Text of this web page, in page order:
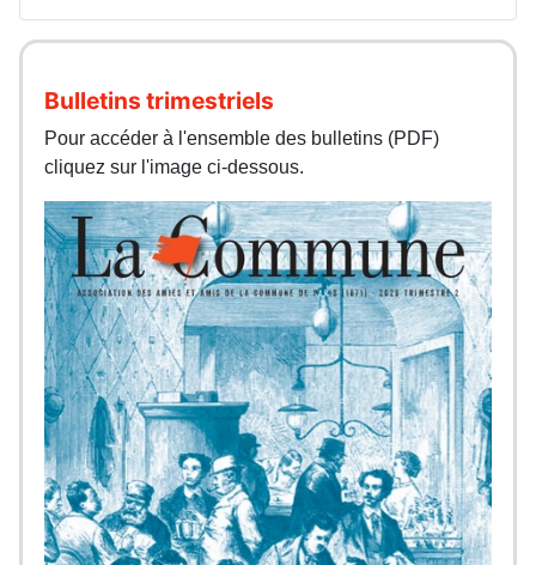
Bulletins trimestriels
Pour accéder à l'ensemble des bulletins (PDF)
cliquez sur l'image ci-dessous.